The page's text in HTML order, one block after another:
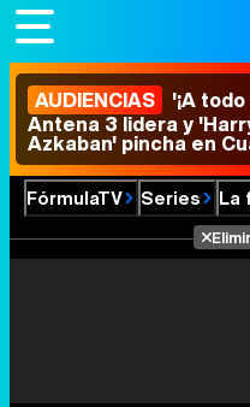
AUDIENCIAS '¡A
Antena 3 lidera y
Azkaban' pincha en
FórmulaTV Series La